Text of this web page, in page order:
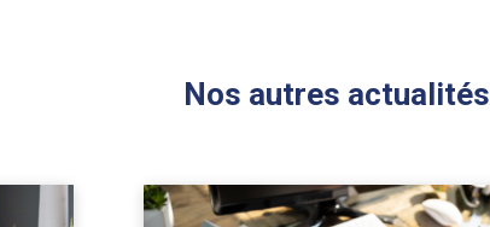
Nos autres actualités